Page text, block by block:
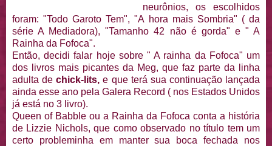
neurônios, os escolhidos
foram: "Todo Garoto Tem", "A hora mais Sombria" ( da
série A Mediadora), "Tamanho 42 não é gorda" e " A
Rainha da Fofoca".
Então, decidi falar hoje sobre " A rainha da Fofoca" um
dos livros mais picantes da Meg, que faz parte da linha
adulta dechick-lits, e que terá sua continuação lançada
ainda esse ano pela Galera Record ( nos Estados Unidos
já está no 3 livro).
Queen of Babble ou a Rainha da Fofoca conta a história
de Lizzie Nichols, que como observado no título tem um
certo probleminha em manter sua boca fechada nos